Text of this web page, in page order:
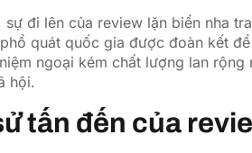
sự đi lên của review lặn biển nha
quát quốc gia được đoàn kết
ngoại kém chất lượng lan
hội.
tấn đến của